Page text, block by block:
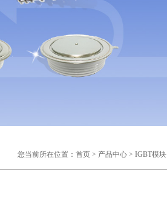
您当前所在位置： 首页 > 产品中心 > IGBT模块